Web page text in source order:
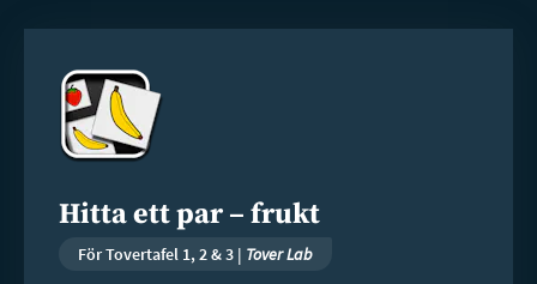
Hitta ett par – frukt
För Tovertafel 1, 2 & 3 | Tover Lab
mer